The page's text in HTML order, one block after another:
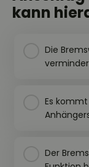
kann
Die
Es
Der